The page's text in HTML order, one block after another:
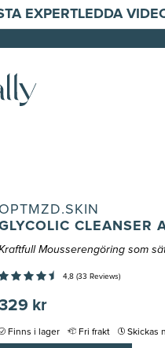
EXPERTLEDDA
OPTMZD.SKIN
CLEANSER
Mousserengöring som
4,8 (33 Reviews)
kr
Finns i lager Fri frakt Skickas